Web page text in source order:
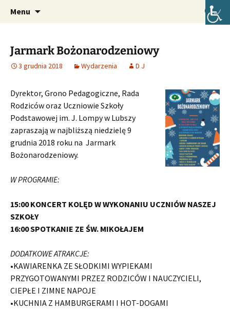
Szkoła Podstawowa im. Józefa
Lompy w Lubszy
Oficjalna strona internetowa szkoły.
Menu Szukaj:
Jarmark Bożonarodzeniowy
3 grudnia 2018 Wydarzenia D J
Dyrektor, Grono Pedagogiczne, Rada
Rodziców oraz Uczniowie Szkoły
Podstawowej im. J. Lompy w Lubszy
zapraszają w najbliższą niedzielę 9
grudnia 2018 roku na Jarmark
Bożonarodzeniowy.
W PROGRAMIE:
15:00 KONCERT KOLĘD W WYKONANIU UCZNIÓW NASZEJ
SZKOŁY
16:00 SPOTKANIE ZE ŚW. MIKOŁAJEM
DODATKOWE ATRAKCJE:
•KAWIARENKA ZE SŁODKIMI WYPIEKAMI
PRZYGOTOWANYMI PRZEZ RODZICÓW I NAUCZYCIELI,
CIEPŁE I ZIMNE NAPOJE
•KUCHNIA Z HAMBURGERAMI I HOT-DOGAMI